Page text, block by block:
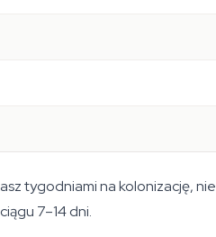
tygodniami na kolonizację, nie
7–14 dni.